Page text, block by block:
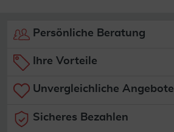
Persönliche Beratung
Ihre Vorteile
Unvergleichliche Angebote
Sicheres Bezahlen